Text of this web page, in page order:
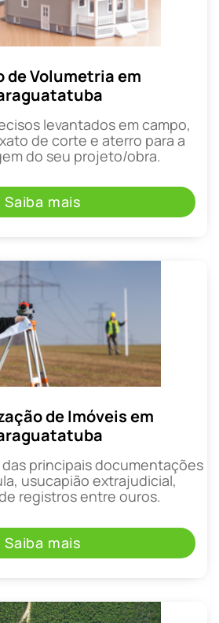
de Volumetria em
levantados em campo,
de corte e aterro para a
do seu projeto/obra.
Saiba mais
de Imóveis em
principais documentações
usucapião extrajudicial,
registros entre ouros.
Saiba mais